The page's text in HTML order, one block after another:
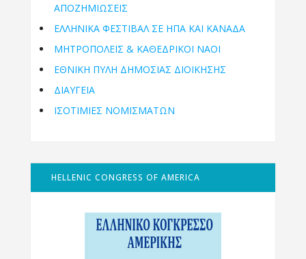
ΑΠΟΖΗΜΙΩΣΕΙΣ
ΕΛΛΗΝΙΚΆ ΦΕΣΤΙΒΆΛ ΣΕ ΗΠΑ ΚΑΙ ΚΑΝΑΔΑ
ΜΗΤΡΟΠΌΛΕΙΣ & ΚΑΘΕΔΡΙΚΟΊ ΝΑΟΊ
ΕΘΝΙΚΉ ΠΎΛΗ ΔΗΜΌΣΙΑΣ ΔΙΟΊΚΗΣΗΣ
ΔΙΑΥΓΕΙΑ
ΙΣΟΤΙΜΙΕΣ ΝΟΜΙΣΜΑΤΩΝ
HELLENIC CONGRESS OF AMERICA